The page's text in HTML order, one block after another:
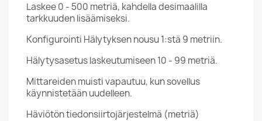
Laskee 0 - 500 metriä, kahdella desimaalilla
tarkkuuden lisäämiseksi.
Konfigurointi Hälytyksen nousu 1:stä 9 metriin.
Hälytysasetus laskeutumiseen 10 - 99 metriä.
Mittareiden muisti vapautuu, kun sovellus
käynnistetään uudelleen.
Häviötön tiedonsiirtojärjestelmä (metriä)